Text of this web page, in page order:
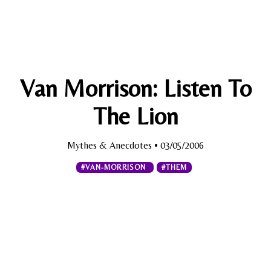
Van Morrison: Listen To
The Lion
Mythes & Anecdotes • 03/05/2006
#VAN-MORRISON #THEM